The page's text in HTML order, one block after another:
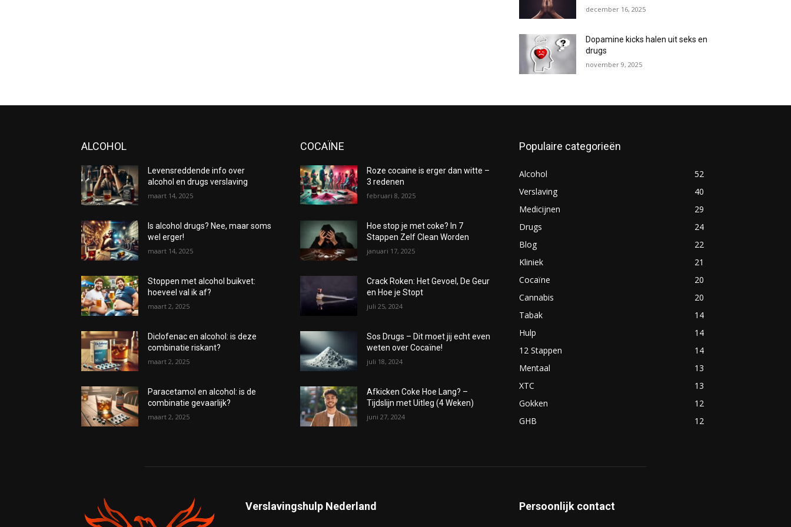
december 16, 2025
Dopamine kicks halen uit seks en
drugs
november 9, 2025
ALCOHOL
Levensreddende info over
alcohol en drugs verslaving
maart 14, 2025
Is alcohol drugs? Nee, maar soms
wel erger!
maart 14, 2025
Stoppen met alcohol buikvet:
hoeveel val ik af?
maart 2, 2025
Diclofenac en alcohol: is deze
combinatie riskant?
maart 2, 2025
Paracetamol en alcohol: is de
combinatie gevaarlijk?
maart 2, 2025
COCAÏNE
Roze cocaine is erger dan witte –
3 redenen
februari 8, 2025
Hoe stop je met coke? In 7
Stappen Zelf Clean Worden
januari 17, 2025
Crack Roken: Het Gevoel, De Geur
en Hoe je Stopt
juli 25, 2024
Sos Drugs – Dit moet jij echt even
weten over Cocaïne!
juli 18, 2024
Afkicken Coke Hoe Lang? –
Tijdslijn met Uitleg (4 Weken)
juni 27, 2024
Populaire categorieën
Alcohol
52
Verslaving
40
Medicijnen
29
Drugs
24
Blog
22
Kliniek
21
Cocaïne
20
Cannabis
20
Tabak
14
Hulp
14
12 Stappen
14
Mentaal
13
XTC
13
Gokken
12
GHB
12
Verslavingshulp Nederland Persoonlijk contact